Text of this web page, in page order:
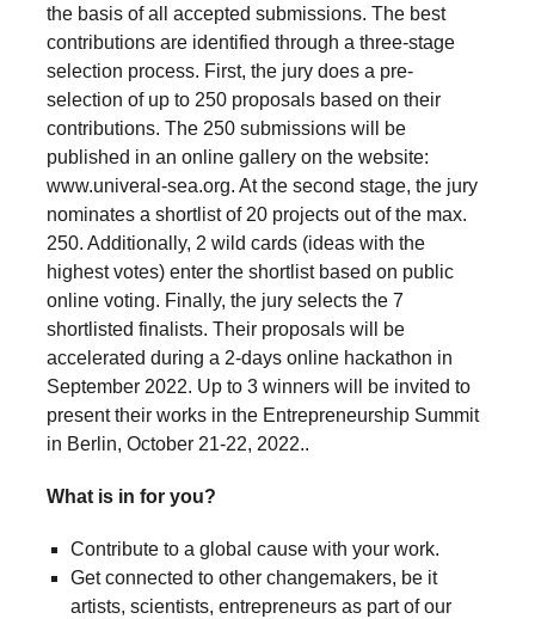
the basis of all accepted submissions. The best
contributions are identified through a three-stage
selection process. First, the jury does a pre-
selection of up to 250 proposals based on their
contributions. The 250 submissions will be
published in an online gallery on the website:
www.univeral-sea.org. At the second stage, the jury
nominates a shortlist of 20 projects out of the max.
250. Additionally, 2 wild cards (ideas with the
highest votes) enter the shortlist based on public
online voting. Finally, the jury selects the 7
shortlisted finalists. Their proposals will be
accelerated during a 2-days online hackathon in
September 2022. Up to 3 winners will be invited to
present their works in the Entrepreneurship Summit
in Berlin, October 21-22, 2022..
What is in for you?
Contribute to a global cause with your work.
Get connected to other changemakers, be it
artists, scientists, entrepreneurs as part of our